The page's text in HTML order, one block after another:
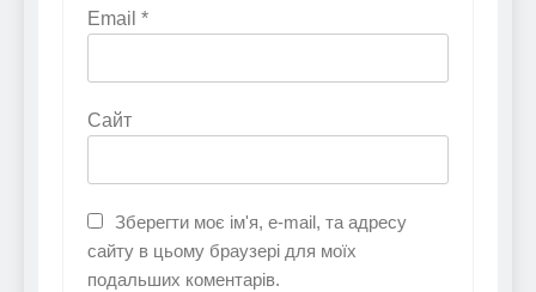
Email *
Сайт
Зберегти моє ім'я, e-mail, та адресу
сайту в цьому браузері для моїх
подальших коментарів.